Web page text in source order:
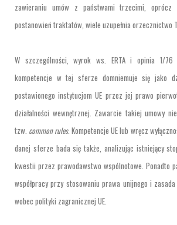
zawieraniu umów z państwami trzecimi, oprócz
postanowień traktatów, wiele uzupełnia orzecznictwo
W szczególności, wyrok ws. ERTA i opinia 1/76
kompetencje w tej sferze domniemuje się jako
postawionego instytucjom UE przez jej prawo
działalności wewnętrznej. Zawarcie takiej umowy
tzw. common rules. Kompetencje UE lub wręcz
danej sferze bada się także, analizując istniejący
kwestii przez prawodawstwo wspólnotowe. Ponadto
współpracy przy stosowaniu prawa unijnego i
wobec polityki zagranicznej UE.